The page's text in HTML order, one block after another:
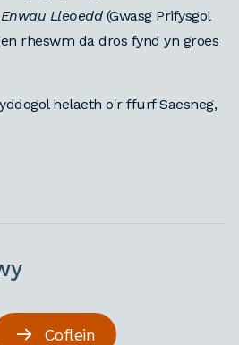
Lleoedd (Gwasg Prifysgol
rheswm da dros fynd yn groes
helaeth o'r ffurf Saesneg,
Coflein